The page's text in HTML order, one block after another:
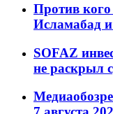
Против
Исламабад
SOFAZ
не раскрыл